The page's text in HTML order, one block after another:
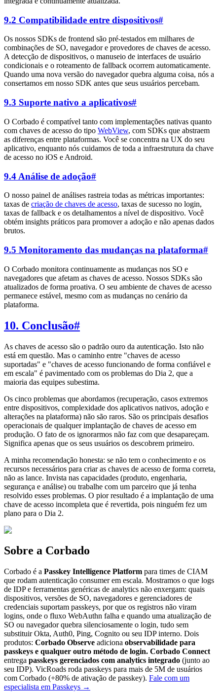
9.2 Compatibilidade entre dispositivos#
Os nossos SDKs de frontend são pré-testados em milhares de
combinações de SO, navegador e provedores de chaves de acesso.
A detecção de dispositivos, o manuseio de interfaces de usuário
condicionais e o roteamento de fallback ocorrem automaticamente.
Quando uma nova versão do navegador quebra alguma coisa, nós a
consertamos em nosso SDK antes que seus usuários percebam.
9.3 Suporte nativo a aplicativos#
O Corbado é compatível tanto com implementações nativas quanto
com chaves de acesso do tipo WebView, com SDKs que abstraem
as diferenças entre plataformas. Você se concentra na UX do seu
aplicativo, enquanto nós cuidamos de toda a infraestrutura da chave
de acesso no iOS e Android.
9.4 Análise de adoção#
O nosso painel de análises rastreia todas as métricas importantes:
taxas de criação de chaves de acesso, taxas de sucesso no login,
taxas de fallback e os detalhamentos a nível de dispositivo. Você
obtém insights práticos para promover a adoção e não apenas dados
brutos.
9.5 Monitoramento das mudanças na plataforma#
O Corbado monitora continuamente as mudanças nos SO e
navegadores que afetam as chaves de acesso. Nossos SDKs são
atualizados de forma proativa. O seu ambiente de chaves de acesso
permanece estável, mesmo com as mudanças no cenário da
plataforma.
10. Conclusão#
As chaves de acesso são o padrão ouro da autenticação. Isto não
está em questão. Mas o caminho entre "chaves de acesso
suportadas" e "chaves de acesso funcionando de forma confiável e
em escala" é pavimentado com os problemas do Dia 2, que a
maioria das equipes subestima.
Os cinco problemas que abordamos (recuperação, casos extremos
entre dispositivos, complexidade dos aplicativos nativos, adoção e
alterações na plataforma) não são raros. São os principais desafios
operacionais de qualquer implantação de chaves de acesso em
produção. O fato de os ignorarmos não faz com que desapareçam.
Significa apenas que os seus usuários os descobrem primeiro.
A minha recomendação honesta: se não tem o conhecimento e os
recursos necessários para criar as chaves de acesso de forma correta,
não as lance. Invista nas capacidades (produto, engenharia,
segurança e análise) ou trabalhe com um parceiro que já tenha
resolvido esses problemas. O pior resultado é a implantação de uma
chave de acesso incompleta que é revertida, pois ninguém fez um
plano para o Dia 2.
Sobre a Corbado
Corbado é a Passkey Intelligence Platform para times de CIAM
que rodam autenticação consumer em escala. Mostramos o que logs
de IDP e ferramentas genéricas de analytics não enxergam: quais
dispositivos, versões de SO, navegadores e gerenciadores de
credenciais suportam passkeys, por que os registros não viram
logins, onde o fluxo WebAuthn falha e quando uma atualização de
SO ou navegador quebra silenciosamente o login, tudo sem
substituir Okta, Auth0, Ping, Cognito ou seu IDP interno. Dois
produtos: Corbado Observe adiciona observabilidade para
passkeys e qualquer outro método de login. Corbado Connect
entrega passkeys gerenciados com analytics integrado (junto ao
seu IDP). VicRoads roda passkeys para mais de 5M de usuários
com Corbado (+80% de ativação de passkey). Fale com um
especialista em Passkeys →